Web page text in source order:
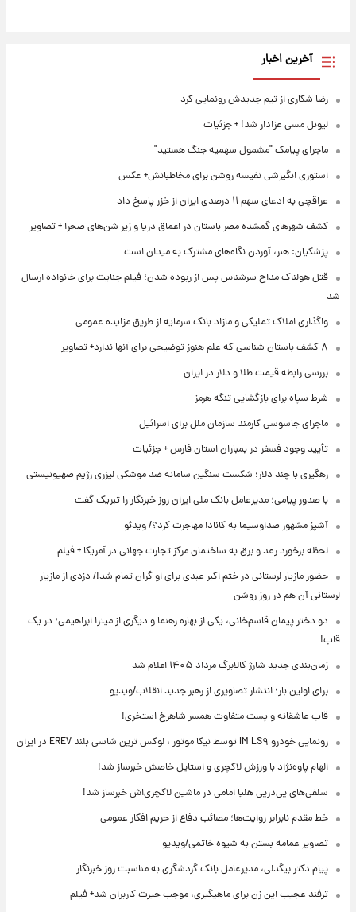
آخرین اخبار
رضا شکاری از تیم جدیدش رونمایی کرد
لیونل مسی عزادار شد! + جزئیات
ماجرای پیامک "مشمول سهمیه جنگ هستید"
استوری انگیزشی نفیسه روشن برای مخاطبانش+ عکس
عراقچی به ادعای سهم ۱۱ درصدی ایران از خزر پاسخ داد
کشف شهرهای گمشده مصر باستان در اعماق دریا و زیر شن‌های صحرا + تصاویر
پزشکیان: هنر، آوردن نگاه‌های مشترک به میدان است
قتل هولناک مداح سرشناس پس از ربوده شدن؛ فیلم جنایت برای خانواده ارسال
شد
واگذاری املاک تملیکی و مازاد بانک سرمایه از طریق مزایده عمومی
۸ کشف باستان شناسی که علم هنوز توضیحی برای آنها ندارد+ تصاویر
بررسی رابطه قیمت طلا و دلار در ایران
شرط سپاه برای بازگشایی تنگه هرمز
ماجرای جاسوسی کارمند سازمان ملل برای اسرائیل
تأیید وجود فسفر در بمباران استان فارس + جزئیات
رهگیری با چند دلار؛ شکست سنگین سامانه ضد موشکی لیزری رژیم صهیونیستی
با صدور پیامی؛ مدیرعامل بانک ملی ایران روز خبرنگار را تبریک گفت
آشپز مشهور صداوسیما به کانادا مهاجرت کرد؟/ ویدئو
لحظه برخورد رعد و برق به ساختمان مرکز تجارت جهانی در آمریکا + فیلم
حضور مازیار لرستانی در ختم اکبر عبدی برای او گران تمام شد!/ دزدی از مازیار
لرستانی آن هم در روز روشن
دو دختر پیمان قاسم‌خانی، یکی از بهاره رهنما و دیگری از میترا ابراهیمی؛ در یک
قاب!
زمان‌بندی جدید شارژ کالابرگ مرداد ۱۴۰۵ اعلام شد
برای اولین بار؛ انتشار تصاویری از رهبر جدید انقلاب/ویدیو
قاب عاشقانه و پست متفاوت همسر شاهرخ استخری!
رونمایی خودرو IM LS۹ توسط نیکا موتور ، لوکس ترین شاسی بلند EREV در ایران
الهام پاوه‌نژاد با ورزش لاکچری و استایل خاصش خبرساز شد!
سلفی‌های پی‌درپی هلیا امامی در ماشین لاکچری‌اش خبرساز شد!
خط مقدم نابرابر روایت‌ها؛ مصائب دفاع از حریم افکار عمومی
تصاویر عمامه بستن به شیوه خاتمی/ویدیو
پیام دکتر بیگدلی، مدیرعامل بانک گردشگری به مناسبت روز خبرنگار
ترفند عجیب این زن برای ماهیگیری، موجب حیرت کاربران شد+ فیلم